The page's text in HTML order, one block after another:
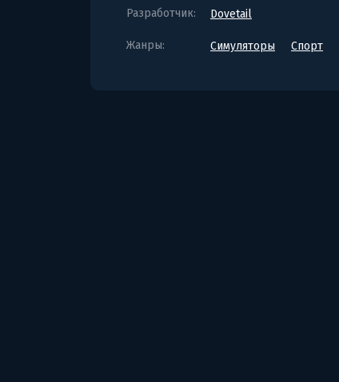
Разработчик: Dovetail
Жанры: Симуляторы Спорт